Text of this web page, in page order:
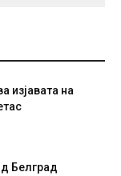
изјавата на
Белград